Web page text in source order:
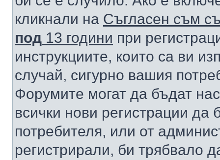
кликнали на Съгласен съм
под 13 години при
инструкциите, които са ви
случай, сигурно вашия
Форумите могат да бъдат
всички нови регистрации да
потребителя, или от
регистрирали, би трябвало